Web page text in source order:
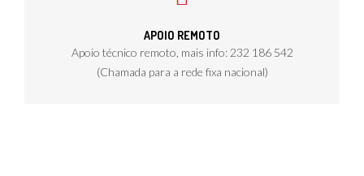
APOIO REMOTO
Apoio técnico remoto, mais info: 232 186 542
(Chamada para a rede fixa nacional)